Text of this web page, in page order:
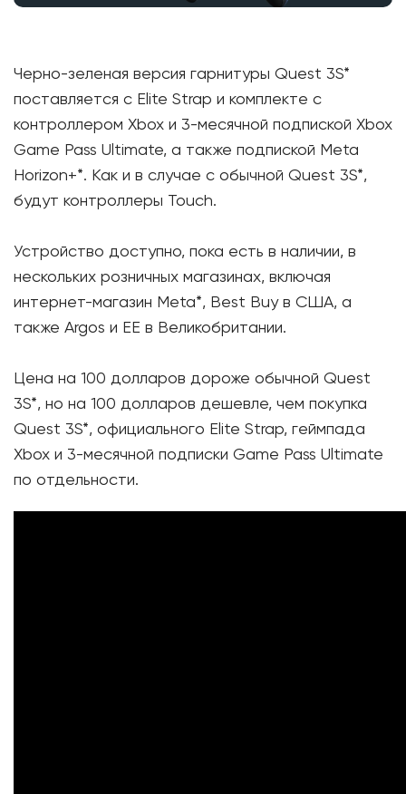
Черно-зеленая версия гарнитуры Quest 3S*
поставляется с Elite Strap и комплекте с
контроллером Xbox и 3-месячной подпиской Xbox
Game Pass Ultimate, а также подпиской Meta
Horizon+*. Как и в случае с обычной Quest 3S*,
будут контроллеры Touch.
Устройство доступно, пока есть в наличии, в
нескольких розничных магазинах, включая
интернет-магазин Meta*, Best Buy в США, а
также Argos и EE в Великобритании.
Цена на 100 долларов дороже обычной Quest
3S*, но на 100 долларов дешевле, чем покупка
Quest 3S*, официального Elite Strap, геймпада
Xbox и 3-месячной подписки Game Pass Ultimate
по отдельности.